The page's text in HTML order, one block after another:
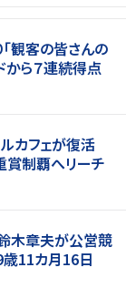
「観客の皆さんの
から７連続得点
ルカフェが復活
制覇へリーチ
木章夫が公営競
11カ月16日